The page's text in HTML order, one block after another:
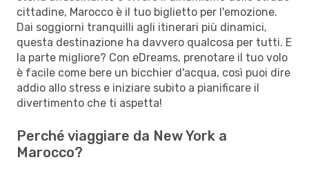
cittadine, Marocco è il tuo biglietto per l'emozione.
Dai soggiorni tranquilli agli itinerari più dinamici,
questa destinazione ha davvero qualcosa per tutti. E
la parte migliore? Con eDreams, prenotare il tuo volo
è facile come bere un bicchier d'acqua, così puoi dire
addio allo stress e iniziare subito a pianificare il
divertimento che ti aspetta!
Perché viaggiare da New York a
Marocco?